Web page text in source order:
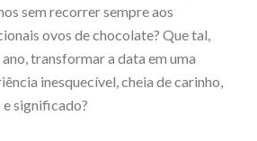
sem recorrer sempre aos
ovos de chocolate? Que tal,
transformar a data em uma
inesquecível, cheia de carinho,
significado?